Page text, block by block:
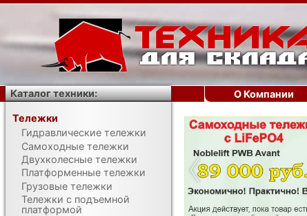
‹
О Компании
Каталог техники:
Тележки
Гидравлические тележки
Самоходные тележки
Двухколесные тележки
Платформенные тележки
Грузовые тележки
Тележки с подъемной
платформой